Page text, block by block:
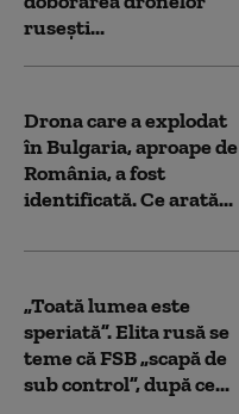
rusești...
Drona care a explodat
în Bulgaria, aproape de
România, a fost
identificată. Ce arată...
„Toată lumea este
speriată”. Elita rusă se
teme că FSB „scapă de
sub control”, după ce...